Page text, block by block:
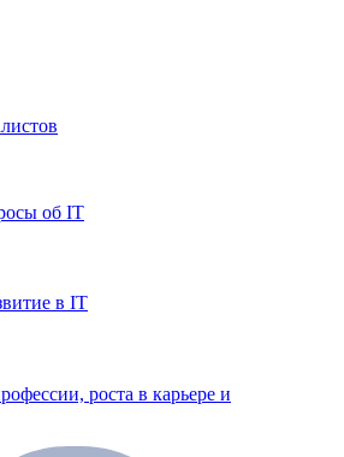
об IT
в IT
роста в карьере и